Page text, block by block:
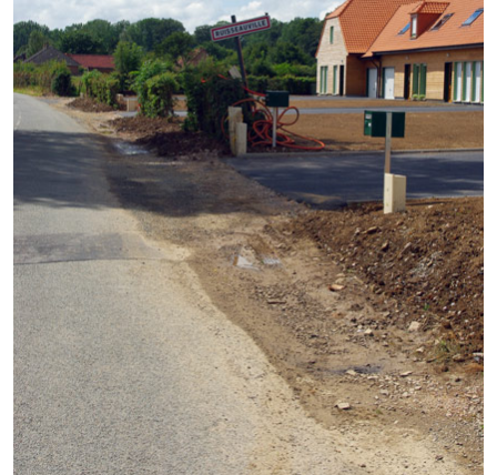
Fêtes et manifestations
Numéros d'urgence
Terrains et maisons à vendre
VOTRE MAIRIE
Elus et agents
L'équipe municipale
Le personnel municipal
Les moyens financiers
Note de synthèse financière
Rapport d'orientation budgétaire